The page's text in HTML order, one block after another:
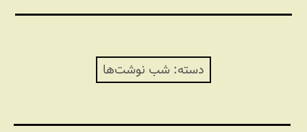
دسته:شب نوشت‌ها